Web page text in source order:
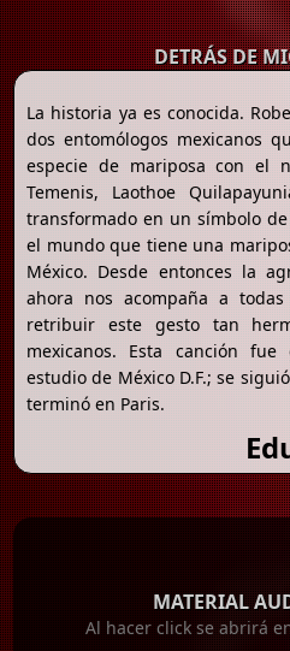
DETRÁS DE
La historia ya es conocida.
dos entomólogos mexicanos
especie de mariposa con el
Temenis, Laothoe
transformado en un símbolo
el mundo que tiene una
México. Desde entonces la
ahora nos acompaña a
retribuir este gesto tan
mexicanos. Esta canción
estudio de México D.F.; se
terminó en Paris.
MATERIAL
Al hacer click se abrirá